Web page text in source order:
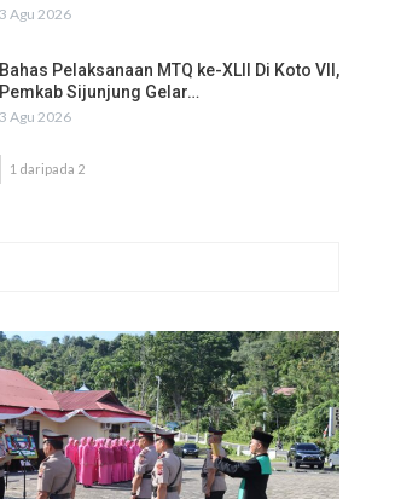
3 Agu 2026
Bahas Pelaksanaan MTQ ke-XLII Di Koto VII,
Pemkab Sijunjung Gelar…
3 Agu 2026
1 daripada 2